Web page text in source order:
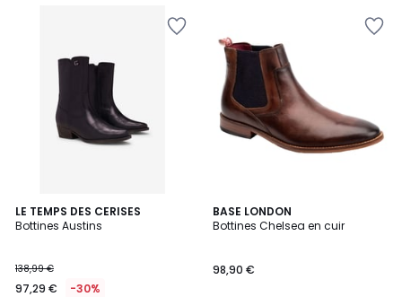
LE TEMPS DES CERISES
Bottines Austins
138,99 €
97,29 € -30%
BASE LONDON
Bottines Chelsea en cuir
98,90 €
2
Couleurs